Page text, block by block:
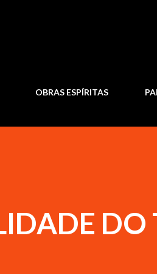
OBRAS ESPÍRITAS